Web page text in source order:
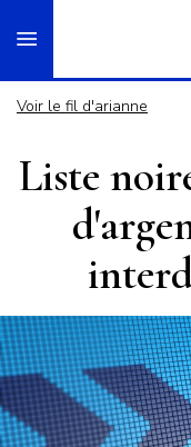
Voir le fil d'arianne
Liste